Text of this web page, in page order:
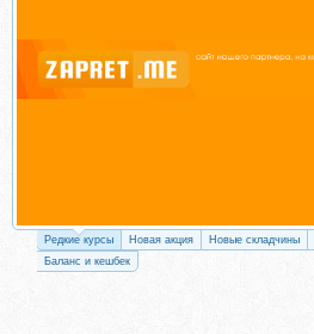
Редкие курсы Новая акция Новые складчины
Баланс и кешбек